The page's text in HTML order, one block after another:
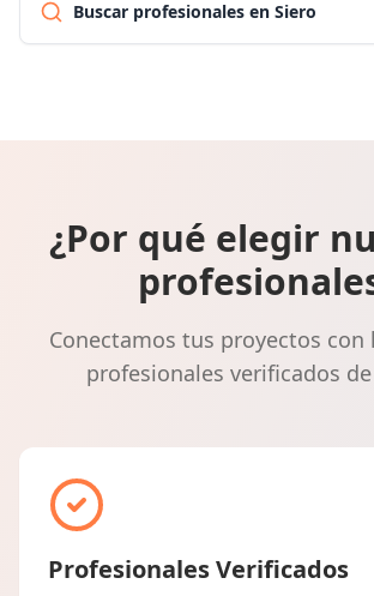
Buscar profesionales en Siero
¿Por qué elegir
Conectamos tus proyectos con
profesionales verificados de
Profesionales Verificados